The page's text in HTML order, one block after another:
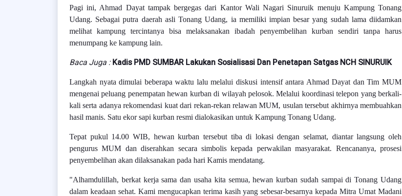
Pagi ini, Ahmad Dayat tampak bergegas dari Kantor Wali Nagari Sinuruik menuju Kampung Tonang
Udang. Sebagai putra daerah asli Tonang Udang, ia memiliki impian besar yang sudah lama diidamkan
melihat kampung tercintanya bisa melaksanakan ibadah penyembelihan kurban sendiri tanpa harus
menumpang ke kampung lain.
Baca Juga : Kadis PMD SUMBAR Lakukan Sosialisasi Dan Penetapan Satgas NCH SINURUIK
Langkah nyata dimulai beberapa waktu lalu melalui diskusi intensif antara Ahmad Dayat dan Tim MUM
mengenai peluang penempatan hewan kurban di wilayah pelosok. Melalui koordinasi telepon yang berkali-
kali serta adanya rekomendasi kuat dari rekan-rekan relawan MUM, usulan tersebut akhirnya membuahkan
hasil manis. Satu ekor sapi kurban resmi dialokasikan untuk Kampung Tonang Udang.
Tepat pukul 14.00 WIB, hewan kurban tersebut tiba di lokasi dengan selamat, diantar langsung oleh
pengurus MUM dan diserahkan secara simbolis kepada perwakilan masyarakat. Rencananya, prosesi
penyembelihan akan dilaksanakan pada hari Kamis mendatang.
"Alhamdulillah, berkat kerja sama dan usaha kita semua, hewan kurban sudah sampai di Tonang Udang
dalam keadaan sehat. Kami mengucapkan terima kasih yang sebesar-besarnya kepada Mitra Umat Madani